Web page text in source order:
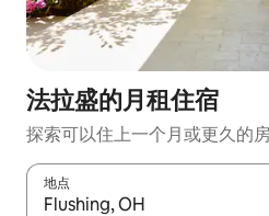
法拉盛的月租住宿
探索可以住上一个月或更久的
地点
如有搜索结果，请使用上下方向